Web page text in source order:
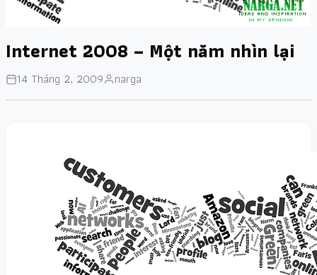
Internet 2008 – Một năm nhìn lại
14 Tháng 2, 2009 narga